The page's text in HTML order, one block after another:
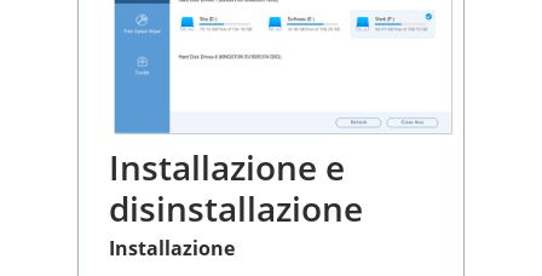
Installazione e
disinstallazione
Installazione